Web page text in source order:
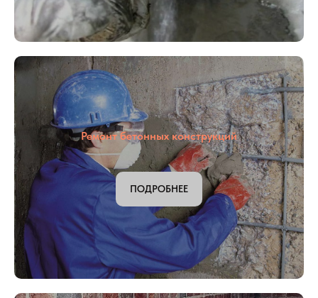
Остановка активных протечек
ПОДРОБНЕЕ
Ремонт бетонных конструкций